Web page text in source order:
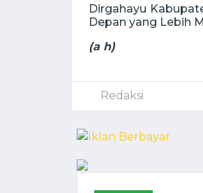
Dirgahayu
Depan yang Lebih
(a h)
Redaksi